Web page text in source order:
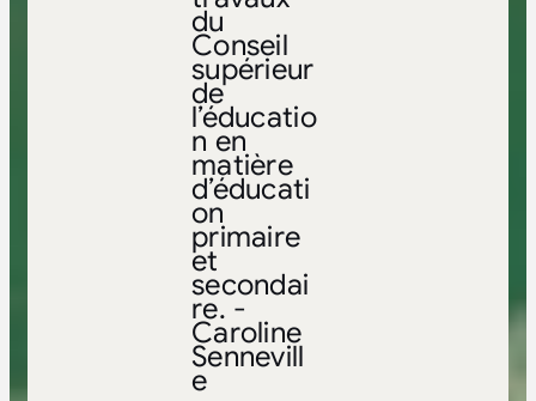
du
Conseil
supérieur
de
l’éducatio
n en
matière
d’éducati
on
primaire
et
secondai
re. -
Caroline
Sennevill
e